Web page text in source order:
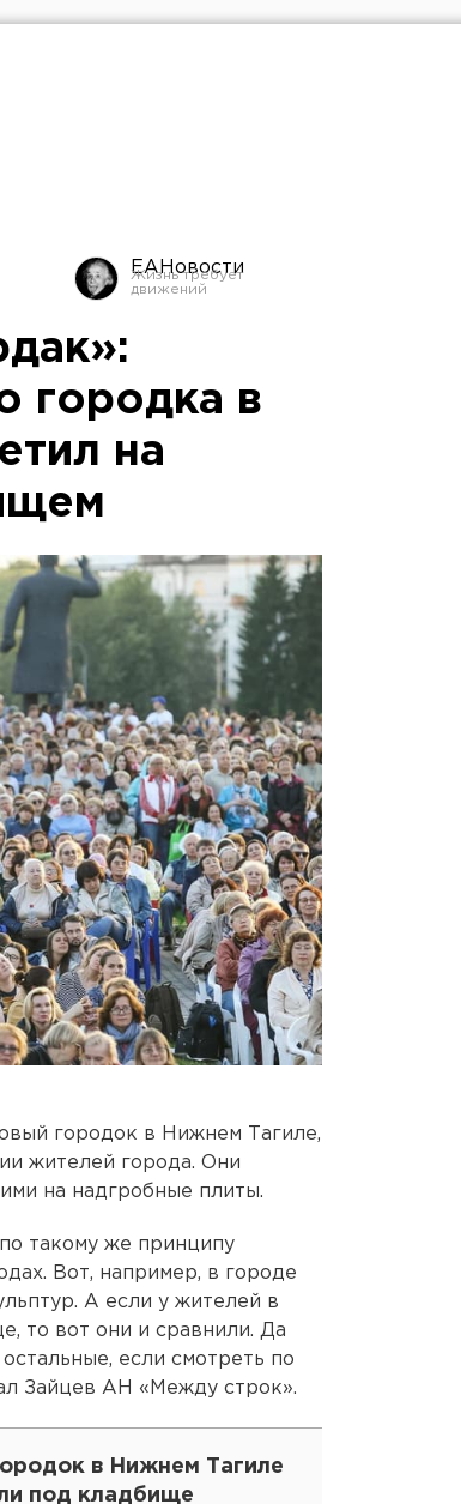
ЕАНовости
городка в
на
городок в Нижнем Тагиле,
жителей города. Они
на надгробные плиты.
такому же принципу
Вот, например, в городе
А если у жителей в
то вот они и сравнили. Да
если смотреть по
Зайцев АН «Между строк».
в Нижнем Тагиле
под кладбище